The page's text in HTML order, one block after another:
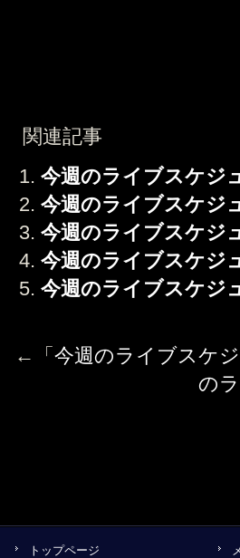
関連記事
今週のライブスケジ
今週のライブスケジ
今週のライブスケジ
今週のライブスケジ
今週のライブスケジ
←「 今週のライブスケ
の
トップページ